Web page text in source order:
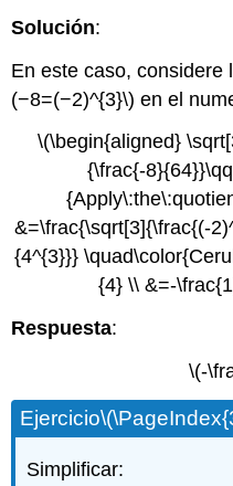
Solución:
En este caso, considere
(−8=(−2)^{3}\) en el
\(\begin{aligned}
{\frac{-
&=\frac{\sqrt[3]{\frac{(-
{4^{3}}}
{4} \\ &=-
Respuesta:
\(-
Ejercicio
Simplificar: